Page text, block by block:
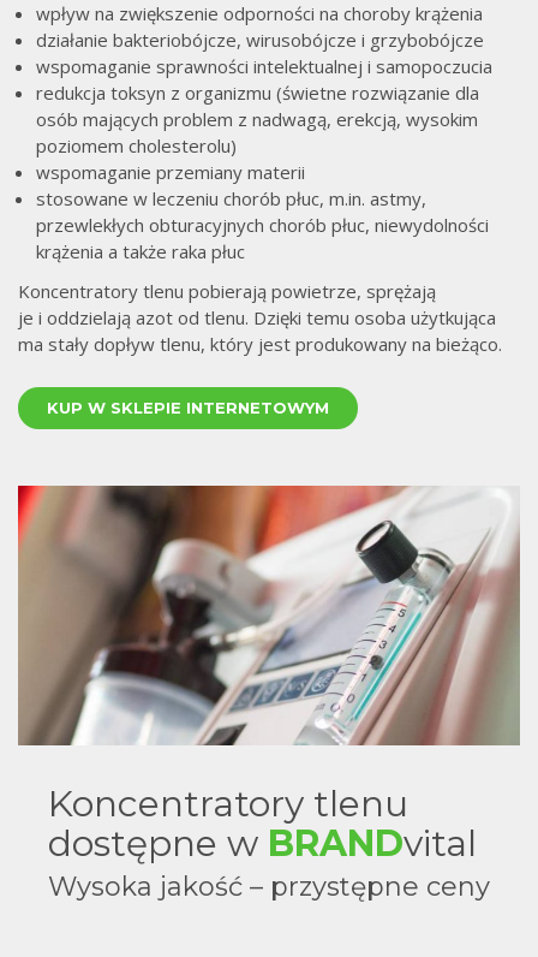
wpływ na zwiększenie odporności na choroby krążenia
działanie bakteriobójcze, wirusobójcze i grzybobójcze
wspomaganie sprawności intelektualnej i samopoczucia
redukcja toksyn z organizmu (świetne rozwiązanie dla
osób mających problem z nadwagą, erekcją, wysokim
poziomem cholesterolu)
wspomaganie przemiany materii
stosowane w leczeniu chorób płuc, m.in. astmy,
przewlekłych obturacyjnych chorób płuc, niewydolności
krążenia a także raka płuc
Koncentratory tlenu pobierają powietrze, sprężają
je i oddzielają azot od tlenu. Dzięki temu osoba użytkująca
ma stały dopływ tlenu, który jest produkowany na bieżąco.
KUP W SKLEPIE INTERNETOWYM
Koncentratory tlenu
dostępne w BRANDvital
Wysoka jakość – przystępne ceny